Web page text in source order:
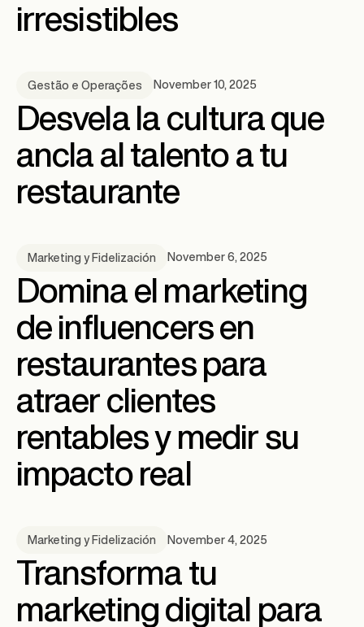
irresistibles
Gestão e Operações November 10, 2025
Desvela la cultura que
ancla al talento a tu
restaurante
Marketing y Fidelización November 6, 2025
Domina el marketing
de influencers en
restaurantes para
atraer clientes
rentables y medir su
impacto real
Marketing y Fidelización November 4, 2025
Transforma tu
marketing digital para